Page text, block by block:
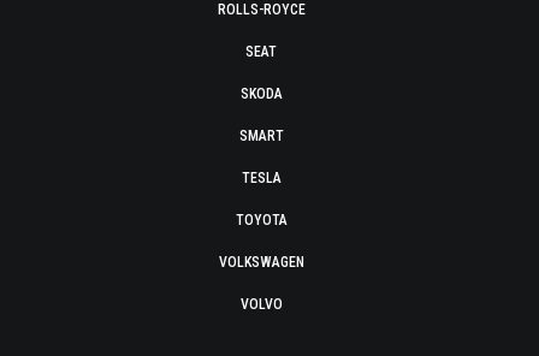
ROLLS-ROYCE
SEAT
SKODA
SMART
TESLA
TOYOTA
VOLKSWAGEN
VOLVO